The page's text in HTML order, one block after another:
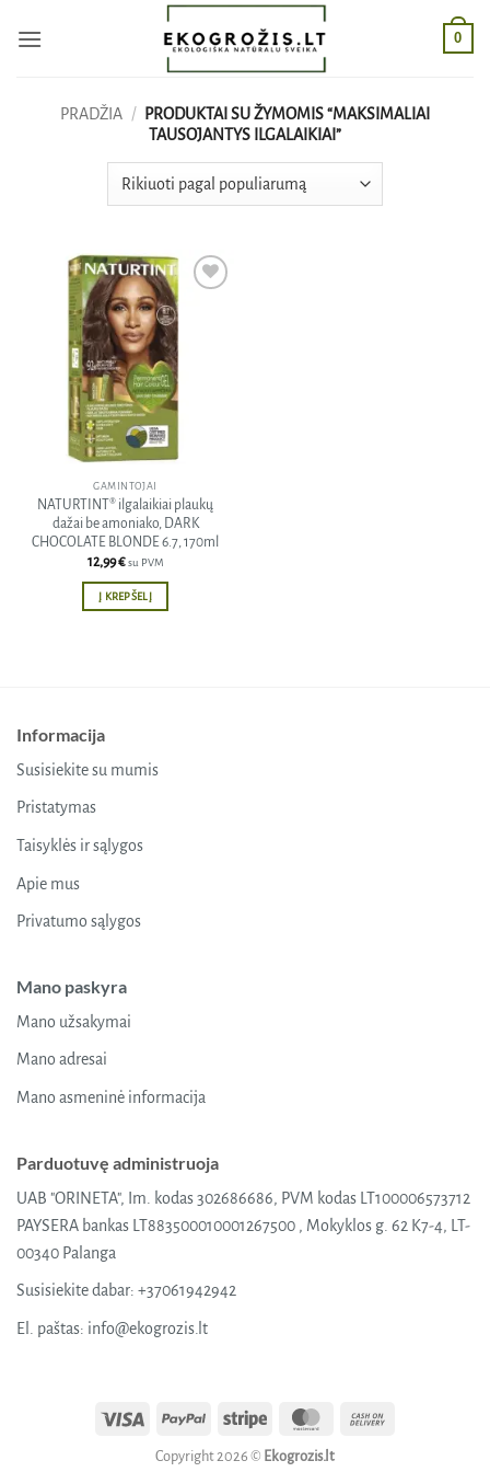
0
PRADŽIA /
PRODUKTAI SU ŽYMOMIS “MAKSIMALIAI
TAUSOJANTYS ILGALAIKIAI”
GAMINTOJAI
NATURTINT® ilgalaikiai plaukų
dažai be amoniako, DARK
CHOCOLATE BLONDE 6.7, 170ml
12,99€ su PVM
Į KREPŠELĮ
Informacija
Susisiekite su mumis
Pristatymas
Taisyklės ir sąlygos
Apie mus
Privatumo sąlygos
Mano paskyra
Mano užsakymai
Mano adresai
Mano asmeninė informacija
Parduotuvę administruoja
UAB "ORINETA", Im. kodas 302686686, PVM kodas LT100006573712
PAYSERA bankas LT883500010001267500 , Mokyklos g. 62 K7-4, LT-
00340 Palanga
Susisiekite dabar: +37061942942
El. paštas: info@ekogrozis.lt
Visa PayPal Stripe MasterCard
Copyright 2026 © Ekogrozis.lt